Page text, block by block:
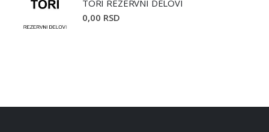
TORI REZERVNI DELOVI
0,00 RSD